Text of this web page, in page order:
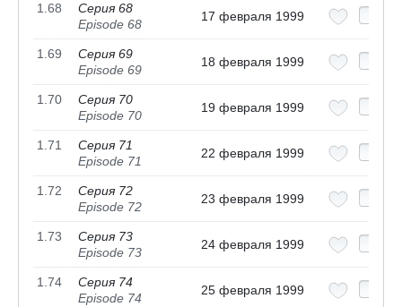
1.68
Серия 68
Episode 68
17 февраля 1999
1.69
Серия 69
Episode 69
18 февраля 1999
1.70
Серия 70
Episode 70
19 февраля 1999
1.71
Серия 71
Episode 71
22 февраля 1999
1.72
Серия 72
Episode 72
23 февраля 1999
1.73
Серия 73
Episode 73
24 февраля 1999
1.74
Серия 74
Episode 74
25 февраля 1999